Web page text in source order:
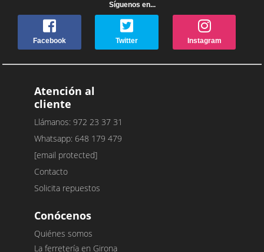
Síguenos en...
Facebook Twitter Instagram
Atención al
cliente
Llámanos: 972 23 37 31
Whatsapp: 648 179 479
[email protected]
Contacto
Solicita repuestos
Conócenos
Quiénes somos
La ferretería en Girona